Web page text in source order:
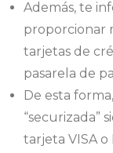
Además, te
proporcionar
tarjetas de
pasarela de
De esta
“securizada”
tarjeta VISA o